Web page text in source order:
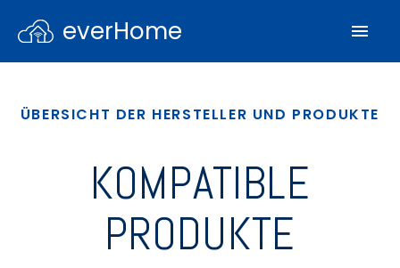
everHome
ÜBERSICHT DER HERSTELLER UND PRODUKTE
KOMPATIBLE
PRODUKTE